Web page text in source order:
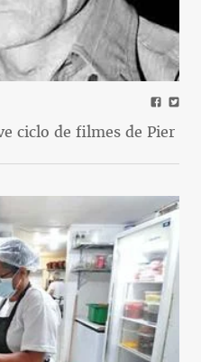
ciclo de filmes de Pier